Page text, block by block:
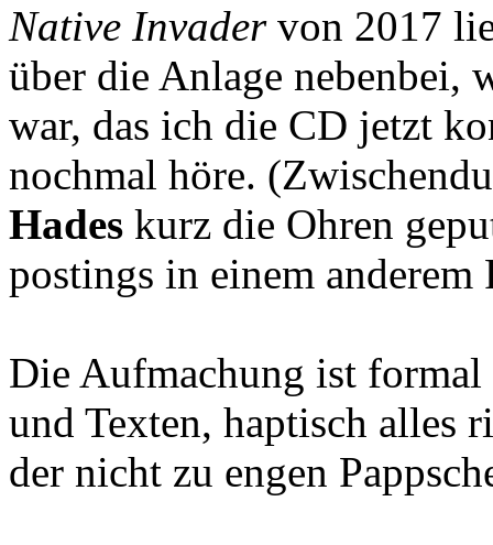
Native Invadervon 2017
über die Anlage nebenbei,
war, das ich die CD jetzt
nochmal höre.
Hades kurz die Ohren
postings in einem anderem
Die Aufmachung ist
und Texten, haptisch alles
der nicht zu engen